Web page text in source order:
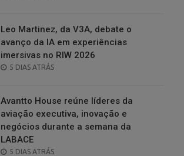
Leo Martinez, da V3A, debate o
avanço da IA em experiências
imersivas no RIW 2026
POSTED
5 DIAS ATRÁS
Avantto House reúne líderes da
aviação executiva, inovação e
negócios durante a semana da
LABACE
POSTED
5 DIAS ATRÁS